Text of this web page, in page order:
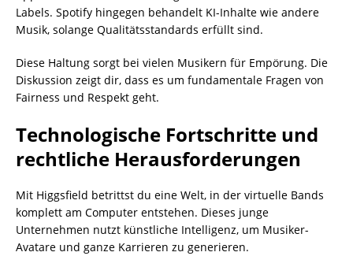
Labels. Spotify hingegen behandelt KI-Inhalte wie andere
Musik, solange Qualitätsstandards erfüllt sind.
Diese Haltung sorgt bei vielen Musikern für Empörung. Die
Diskussion zeigt dir, dass es um fundamentale Fragen von
Fairness und Respekt geht.
Technologische Fortschritte und
rechtliche Herausforderungen
Mit Higgsfield betrittst du eine Welt, in der virtuelle Bands
komplett am Computer entstehen. Dieses junge
Unternehmen nutzt künstliche Intelligenz, um Musiker-
Avatare und ganze Karrieren zu generieren.